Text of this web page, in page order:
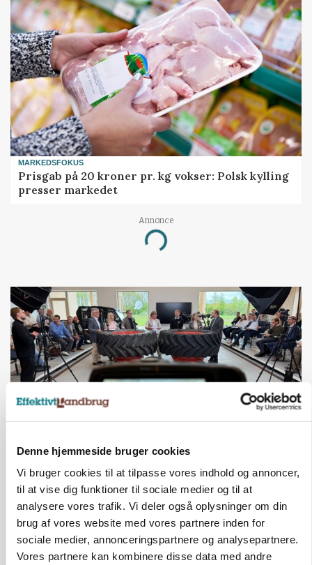
Denne hjemmeside bruger cookies
Vi bruger cookies til at tilpasse vores indhold og annoncer,
til at vise dig funktioner til sociale medier og til at
analysere vores trafik. Vi deler også oplysninger om din
brug af vores website med vores partnere inden for
sociale medier, annonceringspartnere og analysepartnere.
Vores partnere kan kombinere disse data med andre
MARKEDSFOKUS
Prisgab på 20 kroner pr. kg vokser: Polsk kylling
presser markedet
Annonce
Loading...
BUSINESS
Ejer eller medejer? Nyt tv-format udfordrer
landbrugets ejerstruktur